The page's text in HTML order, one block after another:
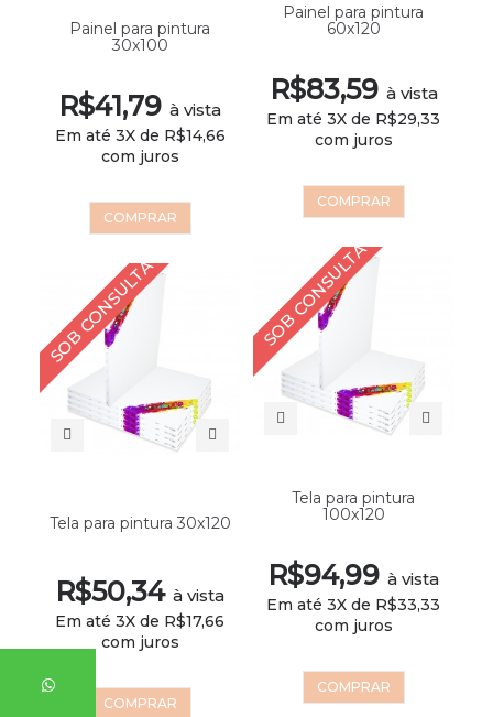
Painel para pintura
60x120
R$83,59 à vista
Em até 3X de R$29,33
com juros
COMPRAR
Painel para pintura
30x100
R$41,79 à vista
Em até 3X de R$14,66
com juros
COMPRAR
SOB CONSULTA
Tela para pintura
100x120
R$94,99 à vista
Em até 3X de R$33,33
com juros
COMPRAR
SOB CONSULTA
Tela para pintura 30x120
R$50,34 à vista
Em até 3X de R$17,66
com juros
COMPRAR